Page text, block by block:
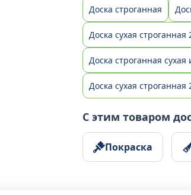
Доска строганная
Доска сухая строганная
Доска строганная
Доска сухая строганная
С этим товаром
Покраска